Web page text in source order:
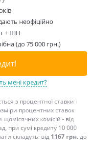
неофіційно
+ ІПН
(до 75 000 грн.)
мені кредит?
з процентної ставки і
процентних ставок
щомісячних комісій - від
при сумі кредиту 10 000
складуть: від 1167 грн.до